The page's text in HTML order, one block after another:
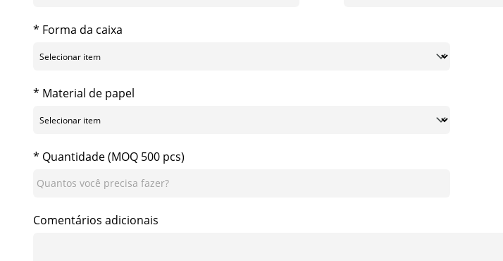
* Forma da caixa
* Material de papel
* Quantidade (MOQ 500 pcs)
Comentários adicionais